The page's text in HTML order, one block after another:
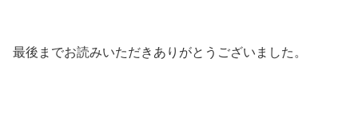
最後までお読みいただきありがとうございました。